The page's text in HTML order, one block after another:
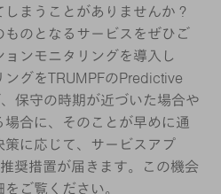
まうことがありませんか？
のとなるサービスをぜひご
ンモニタリングを導入し
グをTRUMPFのPredictive
保守の時期が近づいた場合や
合に、そのことが早めに通
に応じて、サービスアプ
奨措置が届きます。この機会
ご覧ください。